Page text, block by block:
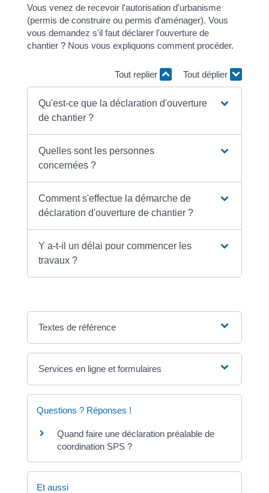
Vous venez de recevoir l'autorisation d'urbanisme
(permis de construire ou permis d'aménager). Vous
vous demandez s'il faut déclarer l'ouverture de
chantier ? Nous vous expliquons comment procéder.
Tout replier Tout déplier
Qu'est-ce que la déclaration d'ouverture
de chantier ?
Quelles sont les personnes
concernées ?
Comment s'effectue la démarche de
déclaration d'ouverture de chantier ?
Y a-t-il un délai pour commencer les
travaux ?
Textes de référence
Services en ligne et formulaires
Questions ? Réponses !
Quand faire une déclaration préalable de
coordination SPS ?
Et aussi